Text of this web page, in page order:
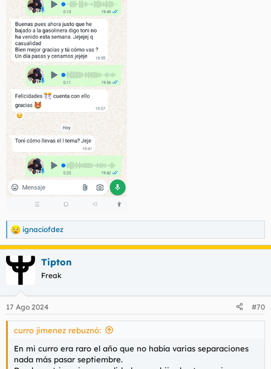
R
e
a
c
c
e
s
ignaciofdez
Tipton
Freak
17 Ago 2024 #70
curro jimenez rebuznó:
En mi curro era raro el año que no había varias separaciones
nada más pasar septiembre.